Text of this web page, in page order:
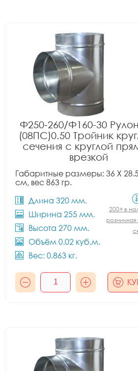
Ф250-260/Ф160-30
(08ПС)0.50 Тройник
сечения с круглой
врезкой
Габаритные размеры: 36 X
см, вес 863 гр.
Длина 320 мм.
Ширина 255 мм.
Высота 270 мм.
Объём 0.02 куб.м.
Вес: 0.863 кг.
200+ в